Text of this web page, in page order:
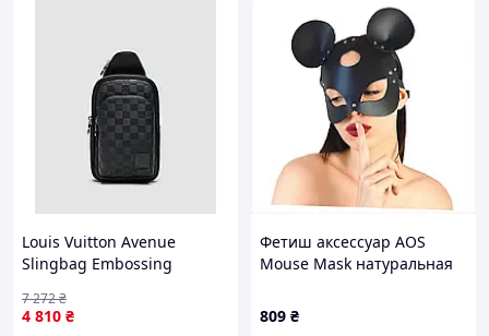
Louis Vuitton Avenue
Slingbag Embossing
4 810 ₴
7 272₴
Фетиш аксессуар AOS
Mouse Mask натуральная
809 ₴